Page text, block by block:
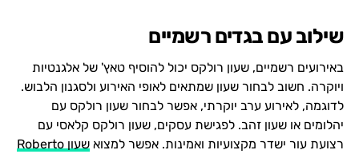
שילוב עם בגדים רשמיים
באירועים רשמיים, שעון רולקס יכול להוסיף טאץ' של אלגנטיות
ויוקרה. חשוב לבחור שעון שמתאים לאופי האירוע ולסגנון הלבוש.
לדוגמה, לאירוע ערב יוקרתי, אפשר לבחור שעון רולקס עם
יהלומים או שעון זהב. לפגישת עסקים, שעון רולקס קלאסי עם
רצועת עור ישדר מקצועיות ואמינות. אפשר למצוא
שעון Roberto